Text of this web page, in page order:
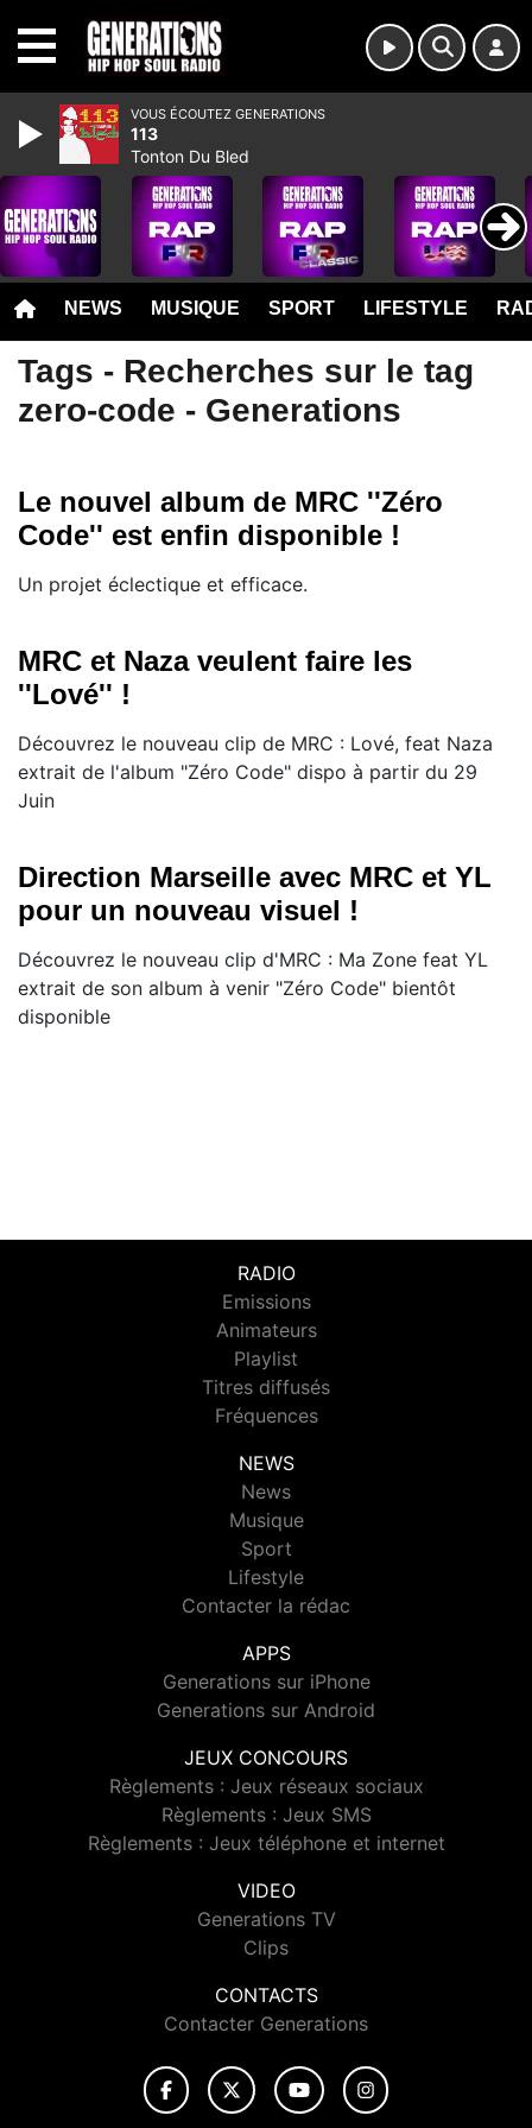
NEWS MUSIQUE SPORT LIFESTYLE
Tags - Recherches sur le tag
zero-code - Generations
Le nouvel album de MRC ''Zéro
Code'' est enfin disponible !
Un projet éclectique et efficace.
MRC et Naza veulent faire les
''Lové'' !
Découvrez le nouveau clip de MRC : Lové, feat Naza
extrait de l'album "Zéro Code" dispo à partir du 29
Juin
Direction Marseille avec MRC et YL
pour un nouveau visuel !
Découvrez le nouveau clip d'MRC : Ma Zone feat YL
extrait de son album à venir "Zéro Code" bientôt
disponible
RADIO
Emissions
Animateurs
Playlist
Titres diffusés
Fréquences
NEWS
News
Musique
Sport
Lifestyle
Contacter la rédac
APPS
Generations sur iPhone
Generations sur Android
JEUX CONCOURS
Règlements : Jeux réseaux sociaux
Règlements : Jeux SMS
Règlements : Jeux téléphone et internet
VIDEO
Generations TV
Clips
CONTACTS
Contacter Generations
VOUS ÉCOUTEZ GENERATIONS
113
Tonton Du Bled